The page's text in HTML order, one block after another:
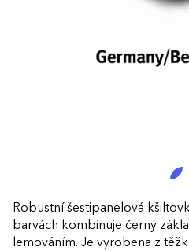
Robustní šestipanelová
barvách kombinuje černý
lemováním. Je vyrobena z